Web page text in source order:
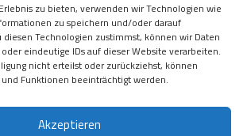
zu bieten, verwenden wir Technologien wie
zu speichern und/oder darauf
Technologien zustimmst, können wir Daten
eindeutige IDs auf dieser Website verarbeiten.
nicht erteilst oder zurückziehst, können
Funktionen beeinträchtigt werden.
Akzeptieren